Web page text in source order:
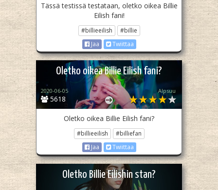
Tässä testissä testataan, oletko oikea Billie
Eilish fani!
#billieeilish
#billie
Jaa
Twiittaa
Oletko oikea Billie Eilish fani?
5618
2020-06-05 Alpsuu
Oletko oikea Billie Eilish fani?
#billieeilish
#billiefan
Jaa
Twiittaa
Oletko Billie Eilishin stan?